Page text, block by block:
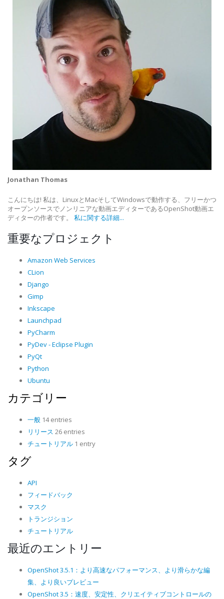
Jonathan Thomas
こんにちは! 私は、LinuxとMacそしてWindowsで動作する、フリーかつ
オープンソースでノンリニアな動画エディターであるOpenShot動画エ
ディターの作者です。 私に関する詳細...
重要なプロジェクト
Amazon Web Services
CLion
Django
Gimp
Inkscape
Launchpad
PyCharm
PyDev - Eclipse Plugin
PyQt
Python
Ubuntu
カテゴリー
一般 14 entries
リリース 26 entries
チュートリアル 1 entry
タグ
API
フィードバック
マスク
トランジション
チュートリアル
最近のエントリー
OpenShot 3.5.1：より高速なパフォーマンス、より滑らかな編
集、より良いプレビュー
OpenShot 3.5：速度、安定性、クリエイティブコントロールの